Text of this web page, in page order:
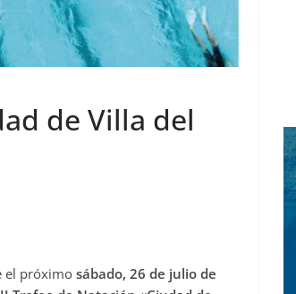
de Villa del
el próximo sábado, 26 de julio de